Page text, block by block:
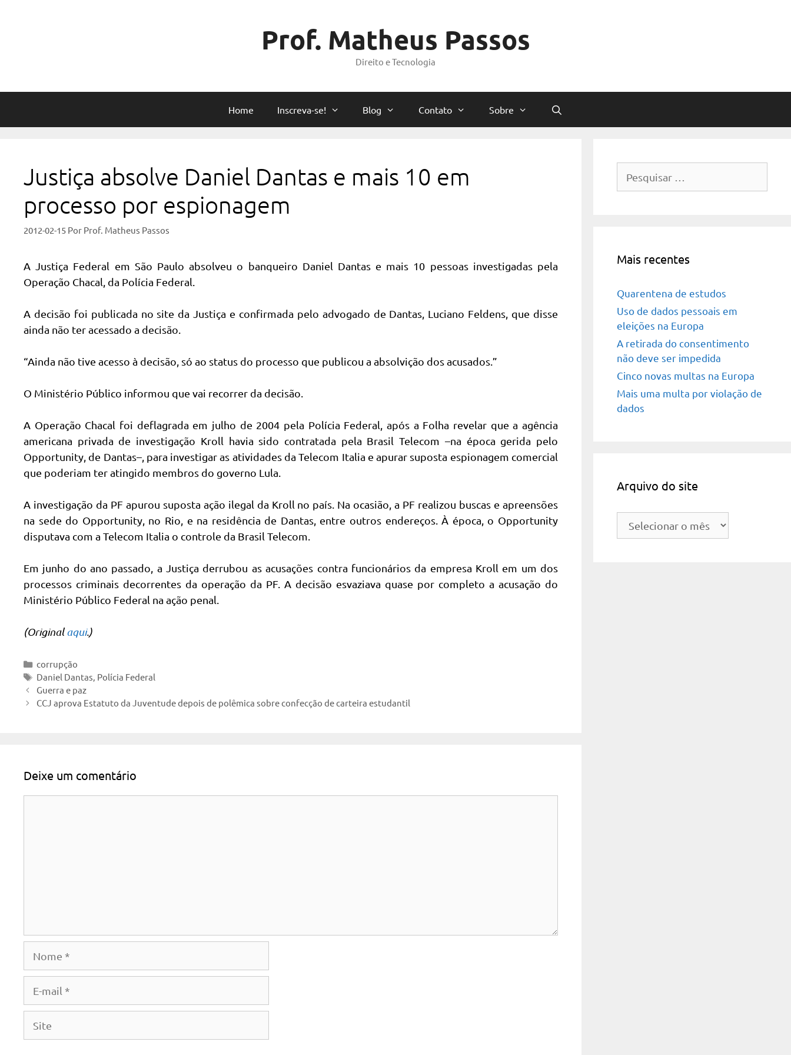
Prof. Matheus Passos
Direito e Tecnologia
Home Inscreva-se! Blog Contato Sobre
Justiça absolve Daniel Dantas e mais 10 em
processo por espionagem
2012-02-15 Por Prof. Matheus Passos
A Justiça Federal em São Paulo absolveu o banqueiro Daniel Dantas e mais 10 pessoas investigadas pela
Operação Chacal, da Polícia Federal.
A decisão foi publicada no site da Justiça e confirmada pelo advogado de Dantas, Luciano Feldens, que disse
ainda não ter acessado a decisão.
“Ainda não tive acesso à decisão, só ao status do processo que publicou a absolvição dos acusados.”
O Ministério Público informou que vai recorrer da decisão.
A Operação Chacal foi deflagrada em julho de 2004 pela Polícia Federal, após a Folha revelar que a agência
americana privada de investigação Kroll havia sido contratada pela Brasil Telecom –na época gerida pelo
Opportunity, de Dantas–, para investigar as atividades da Telecom Italia e apurar suposta espionagem comercial
que poderiam ter atingido membros do governo Lula.
A investigação da PF apurou suposta ação ilegal da Kroll no país. Na ocasião, a PF realizou buscas e apreensões
na sede do Opportunity, no Rio, e na residência de Dantas, entre outros endereços. À época, o Opportunity
disputava com a Telecom Italia o controle da Brasil Telecom.
Em junho do ano passado, a Justiça derrubou as acusações contra funcionários da empresa Kroll em um dos
processos criminais decorrentes da operação da PF. A decisão esvaziava quase por completo a acusação do
Ministério Público Federal na ação penal.
(Originalaqui.)
Categorias
corrupção
Tags
Daniel Dantas, Polícia Federal
Guerra e paz
CCJ aprova Estatuto da Juventude depois de polêmica sobre confecção de carteira estudantil
Deixe um comentário
por:
Mais recentes
Quarentena de estudos
Uso de dados pessoais em
eleições na Europa
A retirada do consentimento
não deve ser impedida
Cinco novas multas na Europa
Mais uma multa por violação de
dados
Arquivo do site
Arquivo